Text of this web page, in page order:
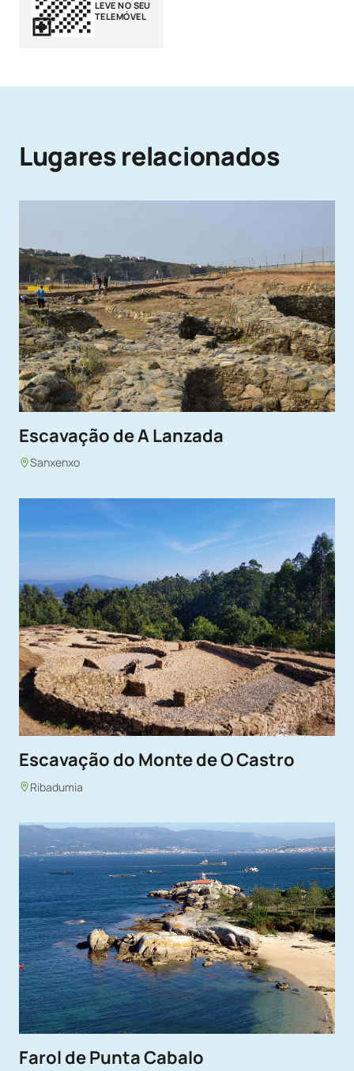
LEVE NO SEU
TELEMÓVEL
Lugares relacionados
Escavação de A Lanzada
Sanxenxo
Escavação do Monte de O Castro
Ribadumia
Farol de Punta Cabalo